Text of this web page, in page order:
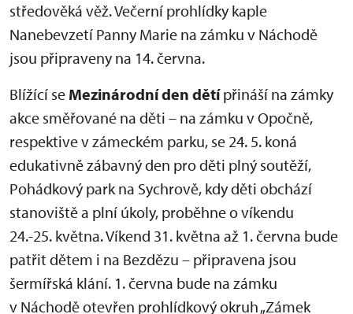
středověká věž. Večerní prohlídky kaple
Nanebevzetí Panny Marie na zámku v Náchodě
jsou připraveny na 14. června.
Blížící se Mezinárodní den dětípřináší na zámky
akce směřované na děti – na zámku v Opočně,
respektive v zámeckém parku, se 24. 5. koná
edukativně zábavný den pro děti plný soutěží,
Pohádkový park na Sychrově, kdy děti obchází
stanoviště a plní úkoly, proběhne o víkendu
24.-25. května. Víkend 31. května až 1. června bude
patřit dětem i na Bezdězu – připravena jsou
šermířská klání. 1. června bude na zámku
v Náchodě otevřen prohlídkový okruh „Zámek